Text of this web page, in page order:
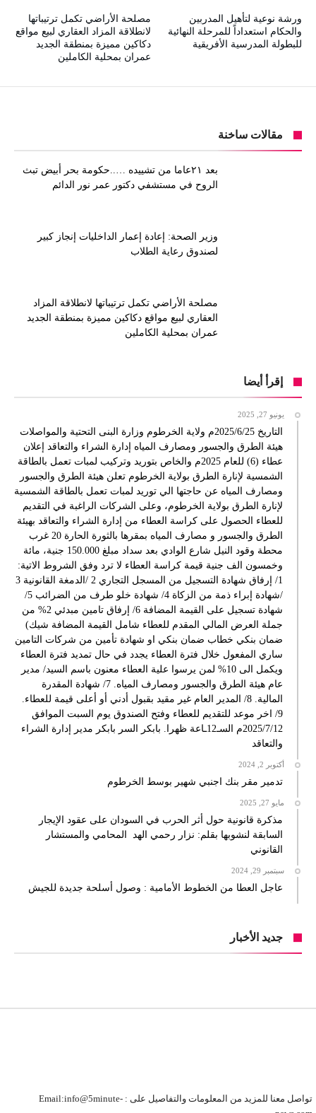
مصلحة الأراضي تكمل ترتيباتها
لانطلاقة المزاد العقاري لبيع مواقع
دكاكين مميزة بمنطقة الجديد
عمران بمحلية الكاملين
ورشة نوعية لتأهيل المدربين
والحكام استعداداً للمرحلة النهائية
للبطولة المدرسية الأفريقية
مقالات ساخنة
بعد ٢١عاما من تشييده …..حكومة بحر أبيض تبث
الروح في مستشفي دكتور عمر نور الدائم
وزير الصحة: إعادة إعمار الداخليات إنجاز كبير
لصندوق رعاية الطلاب
مصلحة الأراضي تكمل ترتيباتها لانطلاقة المزاد
العقاري لبيع مواقع دكاكين مميزة بمنطقة الجديد
عمران بمحلية الكاملين
إقرأ أيضا
يونيو 27, 2025
التاريخ 2025/6/25م ولاية الخرطوم وزارة البنى التحتية والمواصلات
هيئة الطرق والجسور ومصارف المياه إدارة الشراء والتعاقد إعلان
عطاء (6) للعام 2025م والخاص بتوريد وتركيب لمبات تعمل بالطاقة
الشمسية لإنارة الطرق بولاية الخرطوم تعلن هيئة الطرق والجسور
ومصارف المياه عن حاجتها الي توريد لمبات تعمل بالطاقة الشمسية
لإنارة الطرق بولاية الخرطوم، وعلى الشركات الراغبة في التقديم
للعطاء الحصول على كراسة العطاء من إدارة الشراء والتعاقد بهيئة
الطرق والجسور و مصارف المياه بمقرها بالثورة الحارة 20 غرب
محطة وقود النيل شارع الوادي بعد سداد مبلغ 150.000 جنية، مائة
وخمسون الف جنية قيمة كراسة العطاء لا ترد وفق الشروط الاتية:
1/ إرفاق شهادة التسجيل من المسجل التجاري 2 /الدمغة القانونية 3
/شهادة إبراء ذمة من الزكاة 4/ شهادة خلو طرف من الضرائب 5/
شهادة تسجيل على القيمة المضافة 6/ إرفاق تامين مبدئي 2% من
جملة العرض المالي المقدم للعطاء شامل القيمة المضافة شيك)
ضمان بنكي خطاب ضمان بنكي او شهادة تأمين من شركات التامين
ساري المفعول خلال فترة العطاء يجدد في حال تمديد فترة العطاء
ويكمل الى 10% لمن يرسوا علية العطاء معنون باسم السيد/ مدير
عام هيئة الطرق والجسور ومصارف المياه. 7/ شهادة المقدرة
المالية. 8/ المدير العام غير مقيد بقبول أدني أو أعلى قيمة للعطاء.
9/ اخر موعد للتقديم للعطاء وفتح الصندوق يوم السبت الموافق
2025/7/12م السـ12ـاعة ظهرا. بابكر السر بابكر مدير إدارة الشراء
والتعاقد
أكتوبر 2, 2024
تدمير مقر بنك اجنبي شهير بوسط الخرطوم
مايو 27, 2025
مذكرة قانونية حول أثر الحرب في السودان على عقود الإيجار
السابقة لنشوبها بقلم: نزار رحمي الهد المحامي والمستشار
القانوني
سبتمبر 29, 2024
عاجل العطا من الخطوط الأمامية : وصول أسلحة جديدة للجيش
جديد الأخبار
تواصل معنا للمزيد من المعلومات والتفاصيل على : Email:info@5minute-